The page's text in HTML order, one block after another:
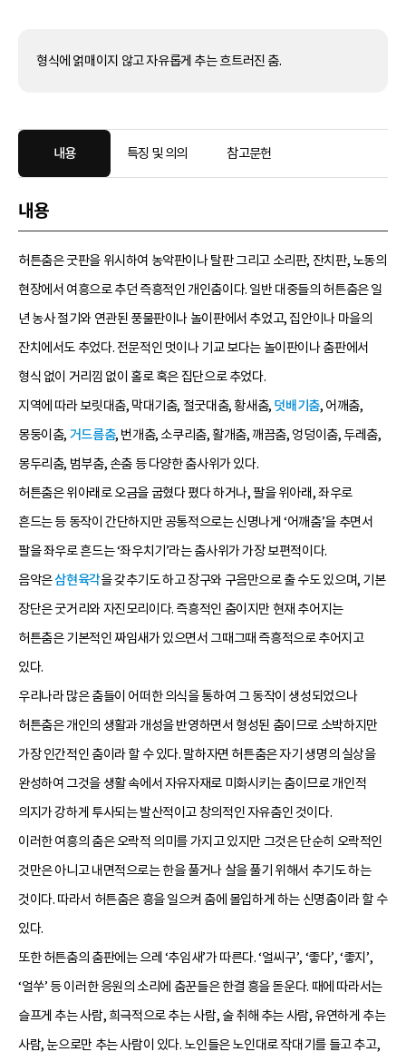
형식에 얽매이지 않고 자유롭게 추는 흐트러진 춤.
내용 특징 및 의의 참고문헌
내용
허튼춤은 굿판을 위시하여 농악판이나 탈판 그리고 소리판, 잔치판, 노동의
현장에서 여흥으로 추던 즉흥적인 개인춤이다. 일반 대중들의 허튼춤은 일
년 농사 절기와 연관된 풍물판이나 놀이판에서 추었고, 집안이나 마을의
잔치에서도 추었다. 전문적인 멋이나 기교 보다는 놀이판이나 춤판에서
형식 없이 거리낌 없이 홀로 혹은 집단으로 추었다.
지역에 따라 보릿대춤, 막대기춤, 절굿대춤, 황새춤, 덧배기춤, 어깨춤,
몽둥이춤, 거드름춤, 번개춤, 소쿠리춤, 활개춤, 깨끔춤, 엉덩이춤, 두레춤,
몽두리춤, 범부춤, 손춤 등 다양한 춤사위가 있다.
허튼춤은 위아래로 오금을 굽혔다 폈다 하거나, 팔을 위아래, 좌우로
흔드는 등 동작이 간단하지만 공통적으로는 신명나게 ‘어깨춤’을 추면서
팔을 좌우로 흔드는 ‘좌우치기’라는 춤사위가 가장 보편적이다.
음악은삼현육각을 갖추기도 하고 장구와 구음만으로 출 수도 있으며, 기본
장단은 굿거리와 자진모리이다. 즉흥적인 춤이지만 현재 추어지는
허튼춤은 기본적인 짜임새가 있으면서 그때그때 즉흥적으로 추어지고
있다.
우리나라 많은 춤들이 어떠한 의식을 통하여 그 동작이 생성되었으나
허튼춤은 개인의 생활과 개성을 반영하면서 형성된 춤이므로 소박하지만
가장 인간적인 춤이라 할 수 있다. 말하자면 허튼춤은 자기 생명의 실상을
완성하여 그것을 생활 속에서 자유자재로 미화시키는 춤이므로 개인적
의지가 강하게 투사되는 발산적이고 창의적인 자유춤인 것이다.
이러한 여흥의 춤은 오락적 의미를 가지고 있지만 그것은 단순히 오락적인
것만은 아니고 내면적으로는 한을 풀거나 살을 풀기 위해서 추기도 하는
것이다. 따라서 허튼춤은 흥을 일으켜 춤에 몰입하게 하는 신명춤이라 할 수
있다.
또한 허튼춤의 춤판에는 으레 ‘추임새’가 따른다. ‘얼씨구’, ‘좋다’, ‘좋지’,
‘얼쑤’ 등 이러한 응원의 소리에 춤꾼들은 한결 흥을 돋운다. 때에 따라서는
슬프게 추는 사람, 희극적으로 추는 사람, 술 취해 추는 사람, 유연하게 추는
사람, 눈으로만 추는 사람이 있다. 노인들은 노인대로 작대기를 들고 추고,